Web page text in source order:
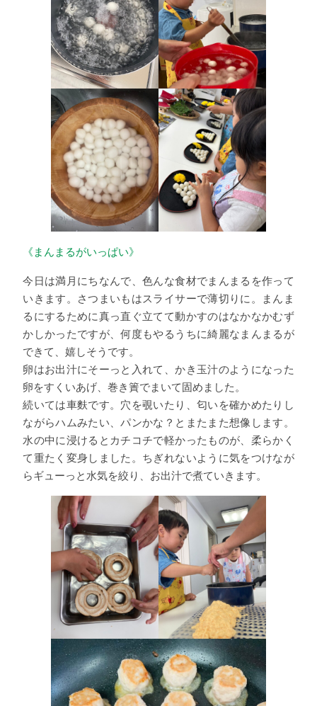
《まんまるがいっぱい》
今日は満月にちなんで、色んな食材でまんまるを作って
いきます。さつまいもはスライサーで薄切りに。まんま
るにするために真っ直ぐ立てて動かすのはなかなかむず
かしかったですが、何度もやるうちに綺麗なまんまるが
できて、嬉しそうです。
卵はお出汁にそーっと入れて、かき玉汁のようになった
卵をすくいあげ、巻き簀でまいて固めました。
続いては車麩です。穴を覗いたり、匂いを確かめたりし
ながらハムみたい、パンかな？とまたまた想像します。
水の中に浸けるとカチコチで軽かったものが、柔らかく
て重たく変身しました。ちぎれないように気をつけなが
らギューっと水気を絞り、お出汁で煮ていきます。